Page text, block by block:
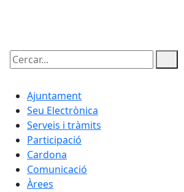
Cercar:
Ajuntament
Seu Electrònica
Serveis i tràmits
Participació
Cardona
Comunicació
Àrees